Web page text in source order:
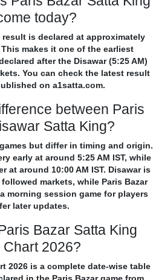
today?
result is declared at approximately
This makes it one of the earliest
after the Disawar (5:25 AM)
You can check the latest result
on a1satta.com.
between Paris
Satta King?
but differ in timing and origin.
early at around 5:25 AM IST, while
at around 10:00 AM IST. Disawar is
markets, while Paris Bazar
morning session game for players
later updates.
Bazar Satta King
2026?
2026 is a complete date-wise table